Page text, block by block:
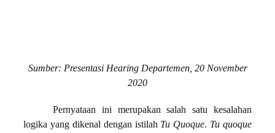
Sumber: Presentasi Hearing Departemen, 20 November
2020
Pernyataan ini merupakan salah satu kesalahan
logika yang dikenal dengan istilah Tu Quoque. Tu quoque